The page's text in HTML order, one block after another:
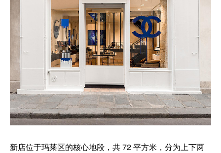
新店位于玛莱区的核心地段，共 72 平方米，分为上下两